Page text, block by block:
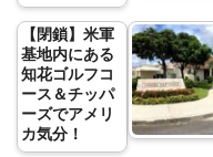
【閉鎖】米軍
基地内にある
知花ゴルフコ
ース＆チッパ
ーズでアメリ
カ気分！